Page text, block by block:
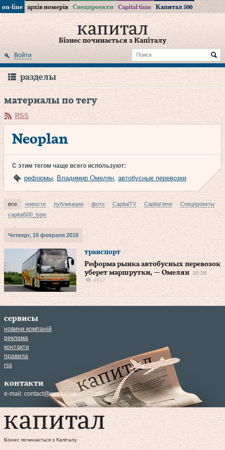
on-line архів номерів Спецпроекти Capital time Капитал 500
Бізнес починається з Капіталу
Войти
разделы
материалы по тегу
RSS
Neoplan
С этим тегом чаще всего используют:
реформы, Владимир Омелян, автобусные перевозки
все новости публикации фото CapitalTV Capital time
Спецпроекты
capital500_type
Четверг, 15 февраля 2018
транспорт
Реформа рынка автобусных перевозок
уберет маршрутки, — Омелян
20:28
8917
сервисы
новини компаній
реклама
контакти
правила
rss
контакти
e-mail: contact@capital.ua
Бізнес починається з Капіталу